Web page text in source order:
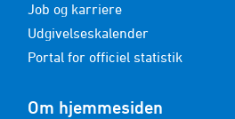
Job og karriere
Udgivelseskalender
Portal for officiel statistik
Om hjemmesiden